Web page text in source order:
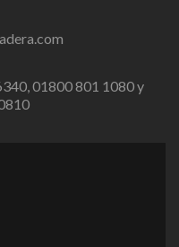
01800 801 1080 y